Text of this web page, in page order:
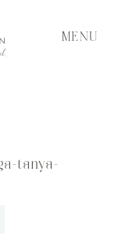
MENU
tanya-